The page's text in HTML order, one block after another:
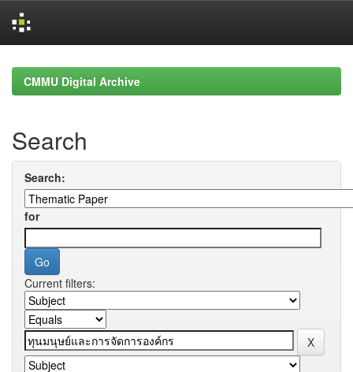
navigationCMMU Digital Archive
Search
Search:
for
Current filters: